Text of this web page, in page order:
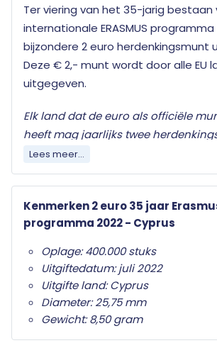
Ter viering van het 35-jarig bestaan
internationale ERASMUS
bijzondere 2 euro herdenkingsmunt
Deze € 2,- munt wordt door alle EU
uitgegeven.
Elk land dat de euro als officiële
heeft mag jaarlijks twee
uitgeven. Wat deze
onderscheid van de gewone twee
het herdenkingsonderwerp op de
Alleen de twee euro munt mag als
herdenkingsmunt gebruikt worden.
hele eurogebied wettig
als gewone euromunten worden
moeten worden geaccepteerd.
Uw 2 euro munt wordt geleverd in
Lees meer...
Kenmerken 2 euro 35 jaar
programma 2022 - Cyprus
Oplage: 400.000 stuks
Uitgiftedatum: juli 2022
Uitgifte land: Cyprus
Diameter: 25,75 mm
Gewicht: 8,50 gram